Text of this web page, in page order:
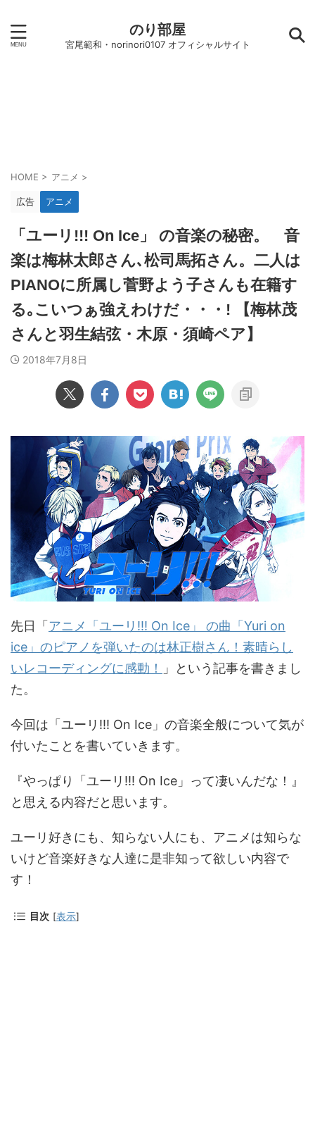
のり部屋
宮尾範和・norinori0107 オフィシャルサイト
HOME > アニメ >
広告 アニメ
「ユーリ!!! On Ice」 の音楽の秘密。 音
楽は梅林太郎さん､松司馬拓さん。二人は
PIANOに所属し菅野よう子さんも在籍す
る｡こいつぁ強えわけだ・・・! 【梅林茂
さんと羽生結弦・木原・須崎ペア】
2018年7月8日
先日「 アニメ「ユーリ!!! On Ice」 の曲「Yuri on
ice」のピアノを弾いたのは林正樹さん！素晴らし
いレコーディングに感動！
」という記事を書きまし
た。
今回は「ユーリ!!! On Ice」の音楽全般について気が
付いたことを書いていきます。
『やっぱり「ユーリ!!! On Ice」って凄いんだな！』
と思える内容だと思います。
ユーリ好きにも、知らない人にも、アニメは知らな
いけど音楽好きな人達に是非知って欲しい内容で
す！
目次 [表示]